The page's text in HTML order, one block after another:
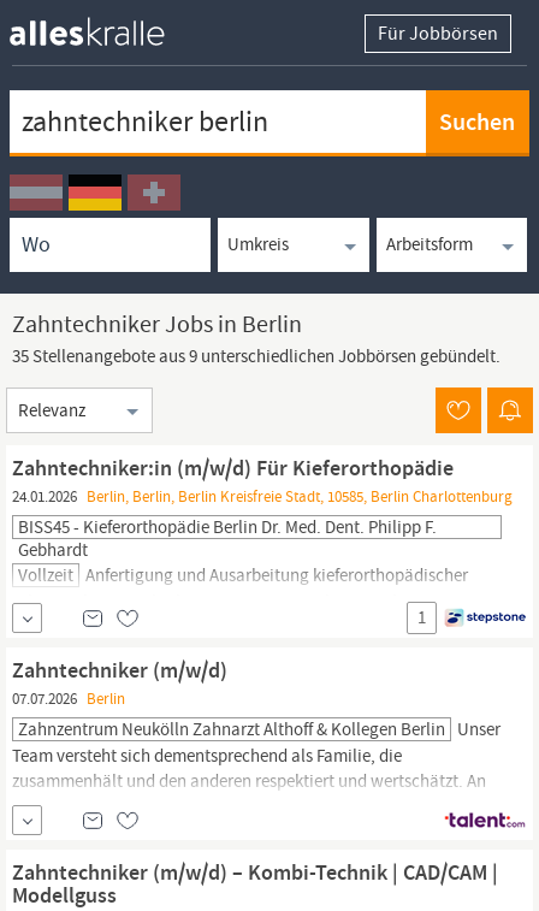
Für Jobbörsen
Ortssuche
Umkreissuche
Arbeitsform
Zahntechniker Jobs in Berlin
35 Stellenangebote aus 9 unterschiedlichen Jobbörsen gebündelt.
Sortierung
Zahntechniker:in (m/w/d) Für Kieferorthopädie
24.01.2026 Berlin, Berlin, Berlin Kreisfreie Stadt, 10585, Berlin Charlottenburg
BISS45 - Kieferorthopädie Berlin Dr. Med. Dent. Philipp F.
Gebhardt
Vollzeit Anfertigung und Ausarbeitung kieferorthopädischer
Arbeiten: herausnehmbare Apparaturen, Aligner-Schienen,
Retainer u. v. m. Digitale Modellherstellung und -bearbeitung mit
Kieferorthopäd:innen für optimale Ergebnisse Mitarbeit bei der
Weiterentwicklung unserer Laborprozesse und -standards
Abgeschlossene Ausbildung alsZahntechniker:in(m/w/d)
1
Zahntechniker (m/w/d)
07.07.2026 Berlin
Zahnzentrum Neukölln Zahnarzt Althoff & Kollegen Berlin Unser
Team versteht sich dementsprechend als Familie, die
zusammenhält und den anderen respektiert und wertschätzt. An
unserem Standort in
Zahntechniker(m/w/d) in Voll - oder Teilzeit. Du übernimmst
diese Aufgaben: CAD, CAM Metallverarbeitung Implantatprothetik
Kombiversorgungen Das
Zahntechniker (m/w/d) – Kombi-Technik | CAD/CAM |
Modellguss